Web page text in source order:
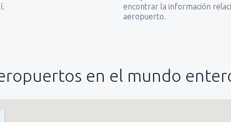
encontrar la información
aeropuerto.
en el mundo